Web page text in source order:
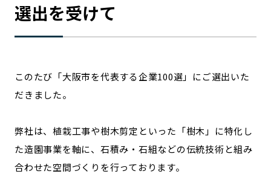
選出を受けて
このたび「大阪市を代表する企業100選」にご選出いた
だきました。
弊社は、植栽工事や樹木剪定といった「樹木」に特化し
た造園事業を軸に、石積み・石組などの伝統技術と組み
合わせた空間づくりを行っております。